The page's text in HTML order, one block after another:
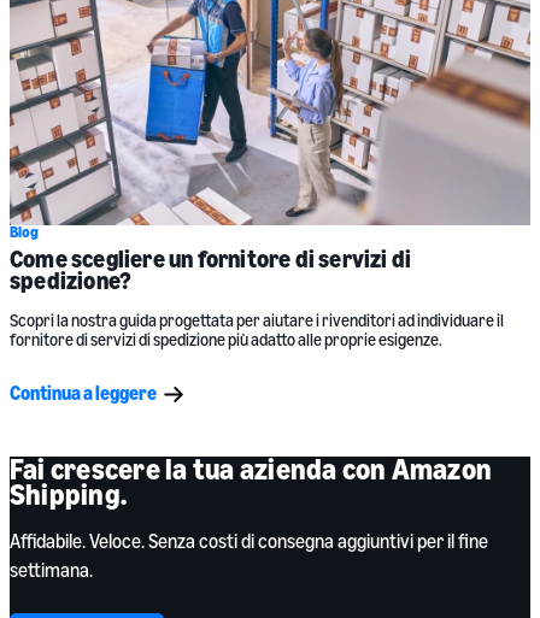
Blog
Come scegliere un fornitore di servizi di
spedizione?
Scopri la nostra guida progettata per aiutare i rivenditori ad individuare il
fornitore di servizi di spedizione più adatto alle proprie esigenze.
Continua a leggere
Fai crescere la tua azienda con Amazon
Shipping.
Affidabile. Veloce. Senza costi di consegna aggiuntivi per il fine
settimana.